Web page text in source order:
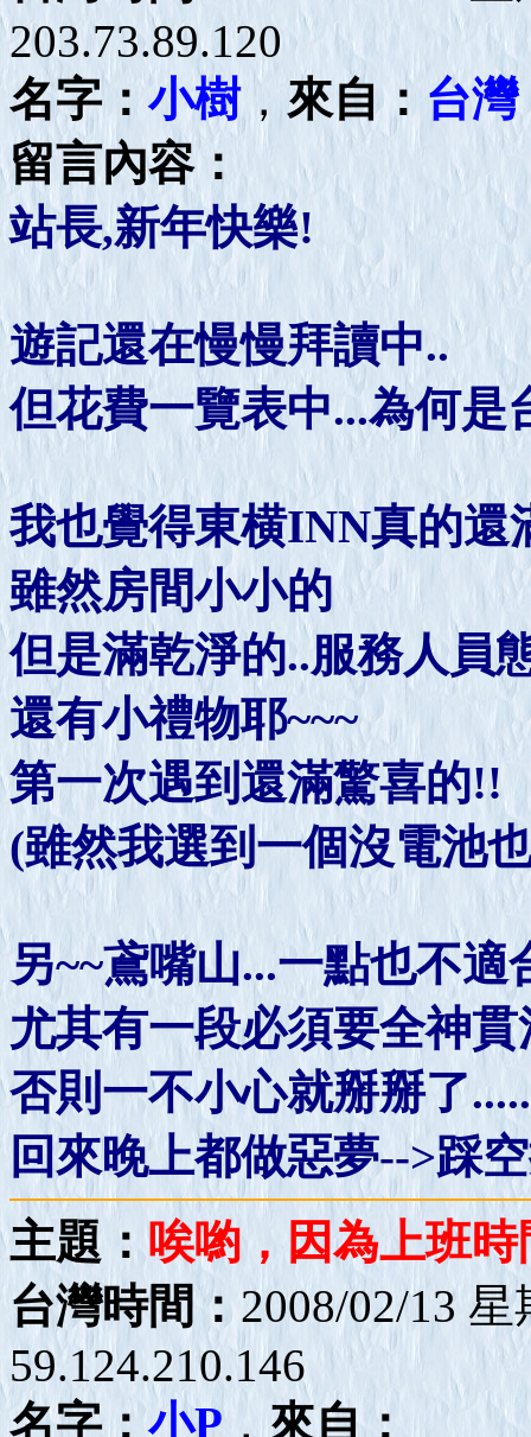
203.73.89.120
名字：小樹， 來自： 台灣
留言內容：
站長,新年快樂!
遊記還在慢慢拜讀中..
但花費一覽表中...為何
我也覺得東横INN真的還
雖然房間小小的
但是滿乾淨的..服務人員
還有小禮物耶~~~
第一次遇到還滿驚喜的!!
(雖然我選到一個沒電池
另~~鳶嘴山...一點也不
尤其有一段必須要全神貫
否則一不小心就掰掰了.....
回來晚上都做惡夢-->踩
主題：唉喲，因為上班
台灣時間： 2008/02/13
59.124.210.146
名字：小P ， 來自：